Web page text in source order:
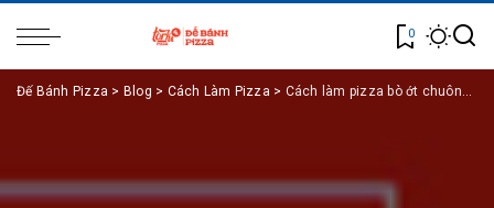
0
Đế Bánh Pizza > Blog > Cách Làm Pizza > Cách làm pizza bò ớt chuông chuẩn vị như ngoài hàng